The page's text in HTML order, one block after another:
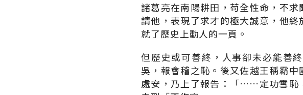
諸葛亮在南陽耕田，苟全性命，不
請他，表現了求才的極大誠意，他
就了歷史上動人的一頁。
但歷史或可善終，人事卻未必能善
吳，報會稽之恥。後又佐越王稱霸
處安，乃上了報告：「……定功雪恥